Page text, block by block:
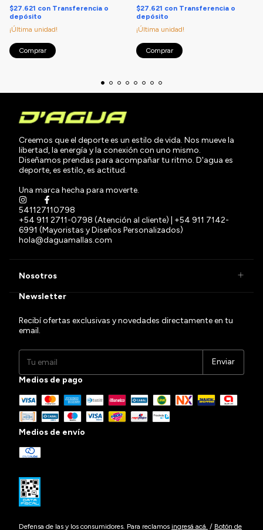
$27.621 con Transferencia o
depósito
¡Última unidad!
Comprar
$27.621 con Transferencia o
depósito
¡Última unidad!
Comprar
Creemos que el deporte es un estilo de vida. Nos mueve la
libertad, la energía y la conexión con uno mismo.
Diseñamos prendas para acompañar tu ritmo. D'agua es
deporte, es estilo, es actitud.
Una marca hecha para moverte.
541127110798
+54 911 2711-0798 (Atención al cliente) | +54 911 7142-
6991 (Mayoristas y Diseños Personalizados)
hola@daguamallas.com
Nosotros
Newsletter
Recibí ofertas exclusivas y novedades directamente en tu
email.
Medios de pago
Medios de envío
Defensa de las y los consumidores. Para reclamos ingresá acá. / Botón de